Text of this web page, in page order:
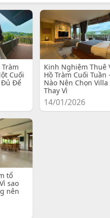
Cuối
Đủ Để
Kinh Nghiệm Thuê
Hồ Tràm Cuối Tuần
Nào Nên Chọn Villa
Thay Vì
14/01/2026
tổ
sao
nên